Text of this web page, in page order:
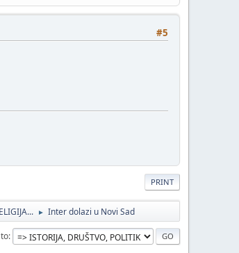
#5
PRINT
► Inter dolazi u Novi Sad